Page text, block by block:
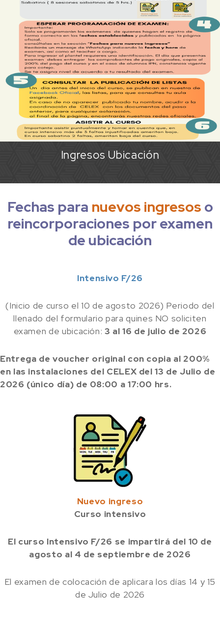
Ingresos Ubicación
Fechas para nuevos ingresos o
reincorporaciones por examen
de ubicación
Intensivo F/26
(Inicio de curso el 10 de agosto 2026) Periodo del
llenado del formulario para quines NO soliciten
examen de ubicación:3 al 16 de julio de 2026
Entrega de voucher original con copia al 200%
en las instalaciones del CELEX del 13 de Julio de
2026 (único día) de 08:00 a 17:00 hrs.
Nuevo ingreso
Curso intensivo
El curso Intensivo F/26 se impartirá del 10 de
agosto al 4 de septiembre de 2026
El examen de colocación de aplicara los días 14 y 15
de Julio de 2026